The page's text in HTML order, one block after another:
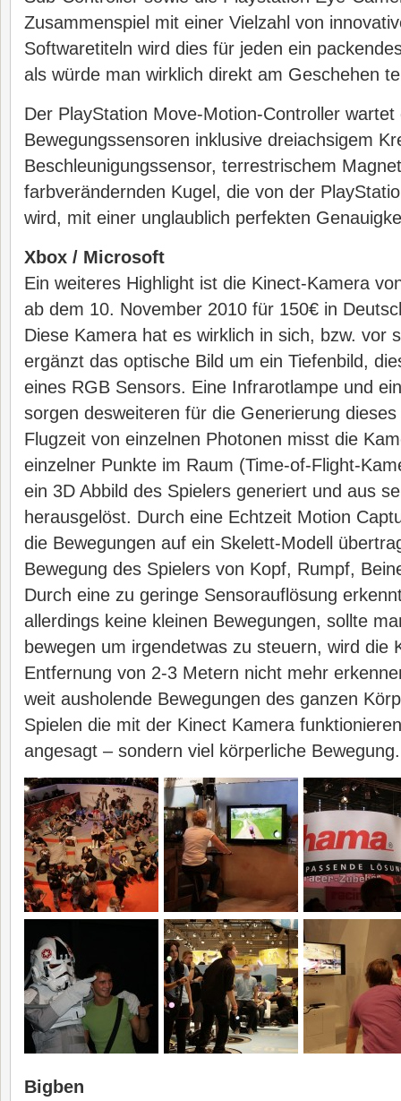
Zusammenspiel mit einer Vielzahl von
Softwaretiteln wird dies für jeden ein
als würde man wirklich direkt am Geschehen
Der PlayStation Move-Motion-Controller
Bewegungssensoren inklusive dreiachsigem
Beschleunigungssensor, terrestrischem
farbverändernden Kugel, die von der
wird, mit einer unglaublich perfekten
Xbox / Microsoft
Ein weiteres Highlight ist die Kinect-Kamera
ab dem 10. November 2010 für 150€ in
Diese Kamera hat es wirklich in sich, bzw. vor
ergänzt das optische Bild um ein Tiefenbild,
eines RGB Sensors. Eine Infrarotlampe und
sorgen desweiteren für die Generierung
Flugzeit von einzelnen Photonen misst die
einzelner Punkte im Raum (Time-of-Flight-
ein 3D Abbild des Spielers generiert und aus
herausgelöst. Durch eine Echtzeit Motion
die Bewegungen auf ein Skelett-Modell
Bewegung des Spielers von Kopf, Rumpf,
Durch eine zu geringe Sensorauflösung
allerdings keine kleinen Bewegungen, sollte
bewegen um irgendetwas zu steuern, wird die
Entfernung von 2-3 Metern nicht mehr
weit ausholende Bewegungen des ganzen
Spielen die mit der Kinect Kamera
angesagt – sondern viel körperliche Bewegung.
Bigben